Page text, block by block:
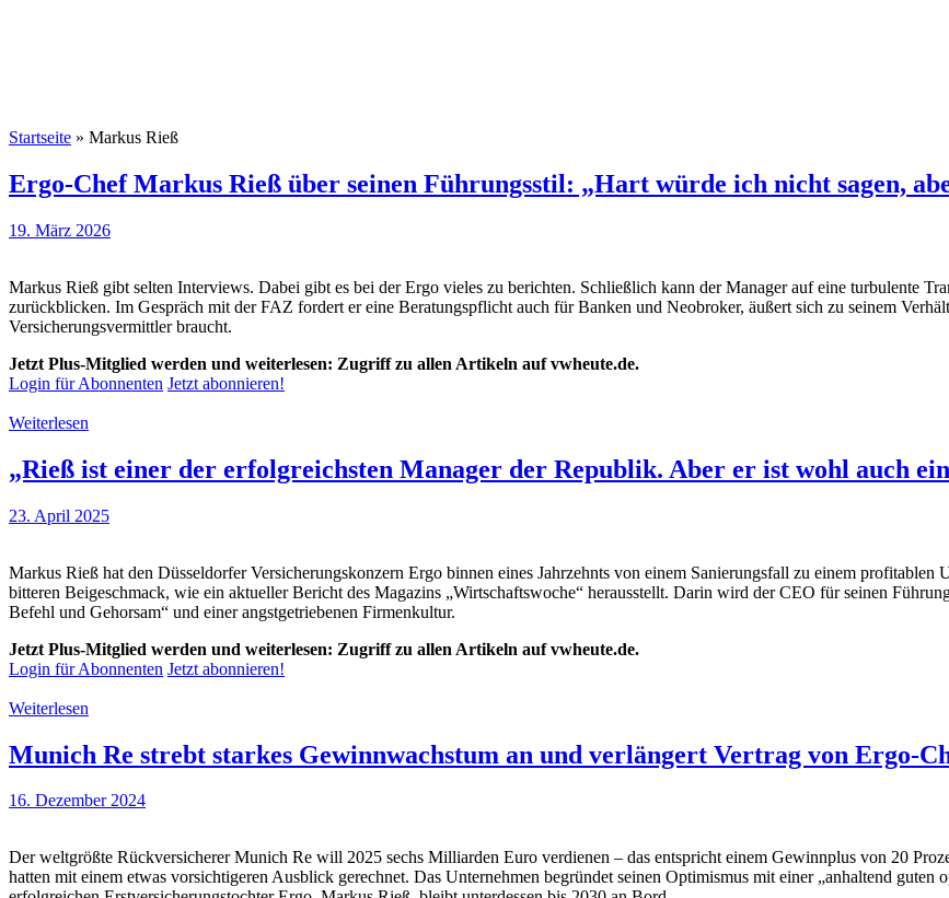
Startseite » Markus Rieß
Ergo-Chef Markus Rieß über seinen Führungsstil: „Hart würde ich nicht sagen,
19. März 2026
Markus Rieß gibt selten Interviews. Dabei gibt es bei der Ergo vieles zu berichten. Schließlich kann der Manager auf eine turbulente
zurückblicken. Im Gespräch mit der FAZ fordert er eine Beratungspflicht auch für Banken und Neobroker, äußert sich zu seinem
Versicherungsvermittler braucht.
Jetzt Plus-Mitglied werden und weiterlesen: Zugriff zu allen Artikeln auf vwheute.de.
Login für Abonnenten Jetzt abonnieren!
Weiterlesen
„Rieß ist einer der erfolgreichsten Manager der Republik. Aber er ist wohl auch
23. April 2025
Markus Rieß hat den Düsseldorfer Versicherungskonzern Ergo binnen eines Jahrzehnts von einem Sanierungsfall zu einem
bitteren Beigeschmack, wie ein aktueller Bericht des Magazins „Wirtschaftswoche“ herausstellt. Darin wird der CEO für seinen
Befehl und Gehorsam“ und einer angstgetriebenen Firmenkultur.
Jetzt Plus-Mitglied werden und weiterlesen: Zugriff zu allen Artikeln auf vwheute.de.
Login für Abonnenten Jetzt abonnieren!
Weiterlesen
Munich Re strebt starkes Gewinnwachstum an und verlängert Vertrag von Ergo-
16. Dezember 2024
Der weltgrößte Rückversicherer Munich Re will 2025 sechs Milliarden Euro verdienen – das entspricht einem Gewinnplus von 20
hatten mit einem etwas vorsichtigeren Ausblick gerechnet. Das Unternehmen begründet seinen Optimismus mit einer „anhaltend guten